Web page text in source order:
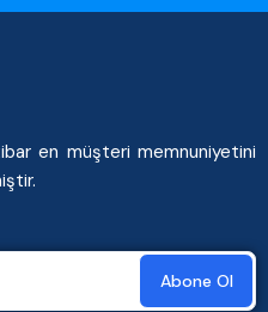
en müşteri memnuniyetini